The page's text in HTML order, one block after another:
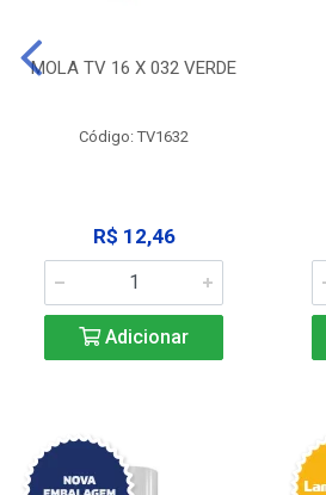
MOLA TV 16 X 032 VERDE
Código: TV1632
R$ 12,46
Adicionar